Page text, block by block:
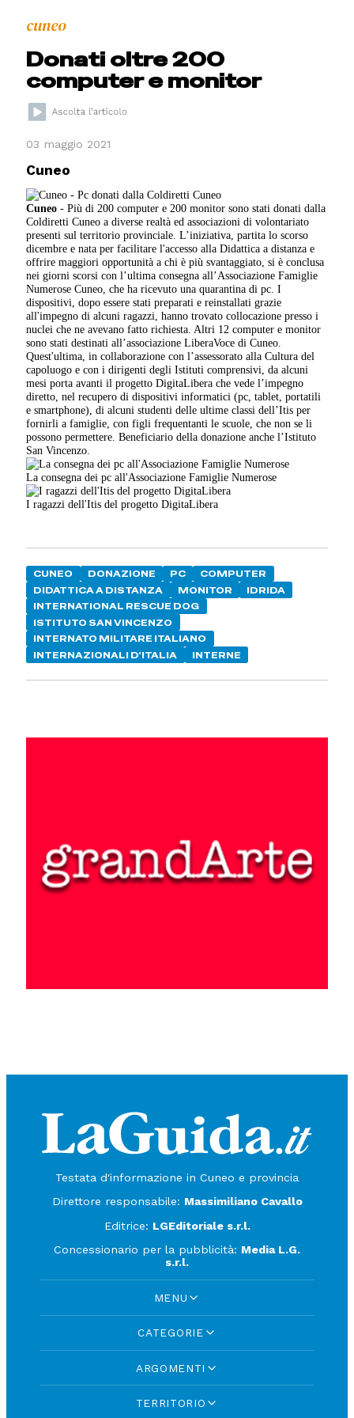
cuneo
Donati oltre 200
computer e monitor
03 maggio 2021
Cuneo
Cuneo - Più di 200 computer e 200 monitor sono stati donati dalla
Coldiretti Cuneo a diverse realtà ed associazioni di volontariato
presenti sul territorio provinciale. L’iniziativa, partita lo scorso
dicembre e nata per facilitare l'accesso alla Didattica a distanza e
offrire maggiori opportunità a chi è più svantaggiato, si è conclusa
nei giorni scorsi con l’ultima consegna all’Associazione Famiglie
Numerose Cuneo, che ha ricevuto una quarantina di pc. I
dispositivi, dopo essere stati preparati e reinstallati grazie
all'impegno di alcuni ragazzi, hanno trovato collocazione presso i
nuclei che ne avevano fatto richiesta. Altri 12 computer e monitor
sono stati destinati all’associazione LiberaVoce di Cuneo.
Quest'ultima, in collaborazione con l’assessorato alla Cultura del
capoluogo e con i dirigenti degli Istituti comprensivi, da alcuni
mesi porta avanti il progetto DigitaLibera che vede l’impegno
diretto, nel recupero di dispositivi informatici (pc, tablet, portatili
e smartphone), di alcuni studenti delle ultime classi dell’Itis per
fornirli a famiglie, con figli frequentanti le scuole, che non se li
possono permettere. Beneficiario della donazione anche l’Istituto
San Vincenzo.
La consegna dei pc all'Associazione Famiglie Numerose
I ragazzi dell'Itis del progetto DigitaLibera
CUNEO DONAZIONE PC
COMPUTER
DIDATTICA A DISTANZA
MONITOR
IDRIDA
INTERNATIONAL RESCUE DOG
ISTITUTO SAN VINCENZO
INTERNATO MILITARE ITALIANO
INTERNAZIONALI D'ITALIA
INTERNE
Testata d'informazione in Cuneo e provincia
Direttore responsabile: Massimiliano Cavallo
Editrice: LGEditoriale s.r.l.
Concessionario per la pubblicità: Media L.G.
s.r.l.
MENU
CATEGORIE
ARGOMENTI
TERRITORIO